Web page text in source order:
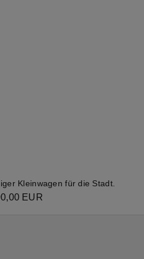
Kleinwagen für die Stadt.
EUR